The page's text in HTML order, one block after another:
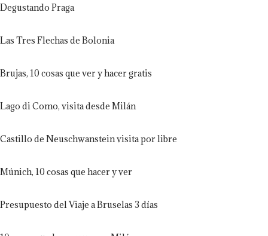
Degustando Praga
Las Tres Flechas de Bolonia
Brujas, 10 cosas que ver y hacer gratis
Lago di Como, visita desde Milán
Castillo de Neuschwanstein visita por libre
Múnich, 10 cosas que hacer y ver
Presupuesto del Viaje a Bruselas 3 días